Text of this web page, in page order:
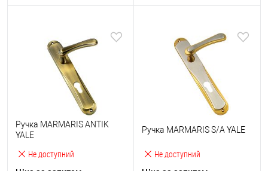
Не доступний
Ручка MARMARIS ANTIK
YALE
Не доступний
Ручка MARMARIS S/A YALE